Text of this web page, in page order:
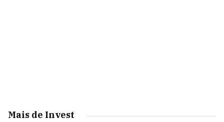
Mais de Invest